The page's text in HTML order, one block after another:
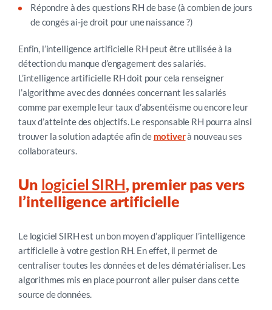
Répondre à des questions RH de base (à combien de jours
de congés ai-je droit pour une naissance ?)
Enfin, l’intelligence artificielle RH peut être utilisée à la
détection du manque d’engagement des salariés.
L’intelligence artificielle RH doit pour cela renseigner
l’algorithme avec des données concernant les salariés
comme par exemple leur taux d’absentéisme ou encore leur
taux d’atteinte des objectifs. Le responsable RH pourra ainsi
trouver la solution adaptée afin de motiverà nouveau ses
collaborateurs.
Un logiciel SIRH, premier pas vers
l’intelligence artificielle
Le logiciel SIRH est un bon moyen d’appliquer l’intelligence
artificielle à votre gestion RH. En effet, il permet de
centraliser toutes les données et de les dématérialiser. Les
algorithmes mis en place pourront aller puiser dans cette
source de données.